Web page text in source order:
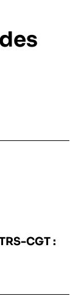
CGT :